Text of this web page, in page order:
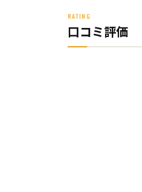
RATING
口コミ評価